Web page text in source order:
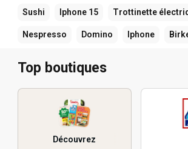
Sushi Iphone 15 Trottinette
Nespresso Domino Iphone
Top boutiques
Découvrez